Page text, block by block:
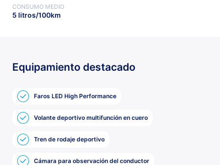
CONSUMO MEDIO
5 litros/100km
Equipamiento destacado
Faros LED High Performance
Volante deportivo multifunción en cuero
Tren de rodaje deportivo
Cámara para observación del conductor